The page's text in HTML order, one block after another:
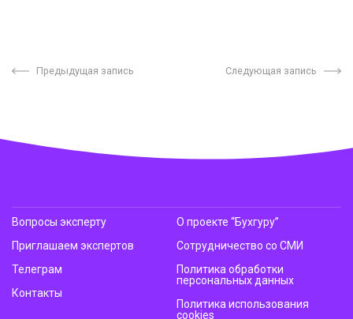
Предыдущая запись Следующая запись
Вопросы эксперту
Приглашаем экспертов
Телеграм
Контакты
О проекте “Бухгуру”
Сотрудничество со СМИ
Политика обработки
персональных данных
Политика использования
cookies